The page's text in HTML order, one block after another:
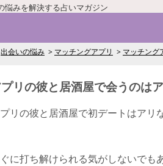
悩みを解決する占いマガジン
出会いの悩み マッチングアプリ マッチング
リの彼と居酒屋で会うのは
プリの彼と居酒屋で初デートはア
に打ち解けられる気がしないでも